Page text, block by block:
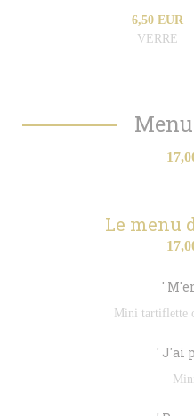
6,50 EUR
VERRE
Le menu
'
Mini tartiflette
' J'ai